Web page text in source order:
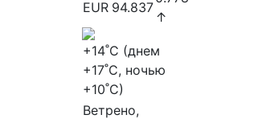
EUR 94.837
↑
+14˚C (днем
+17˚C, ночью
+10˚C)
Ветрено,